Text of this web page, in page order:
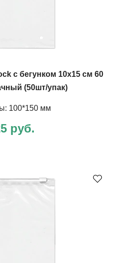
с бегунком 10х15 см 60
(50шт/упак)
100*150 мм
руб.